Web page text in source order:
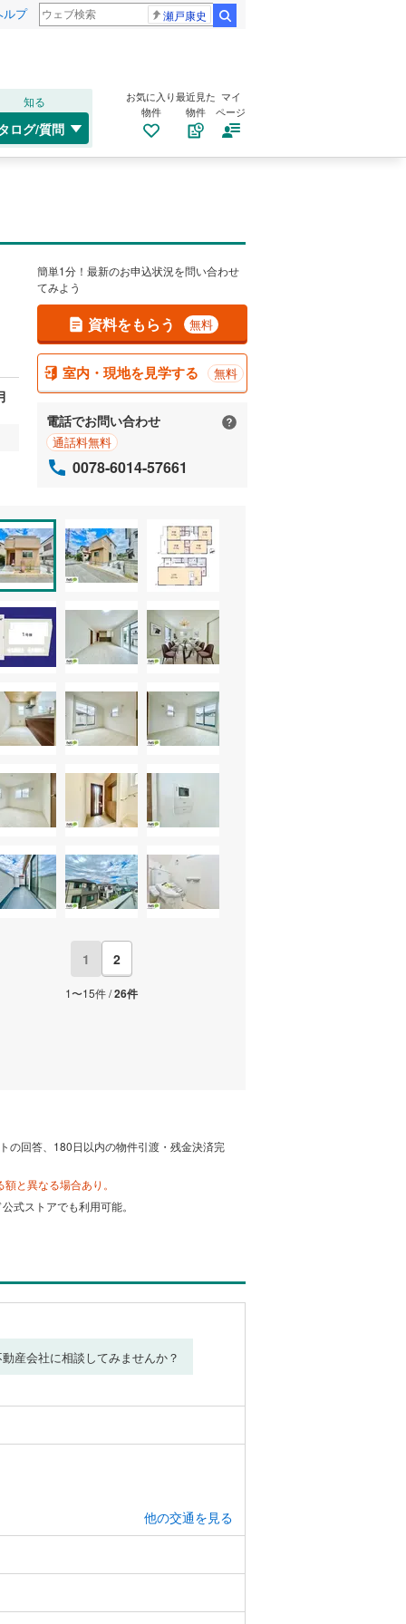
ルプ 瀬戸康史
知る
ログ/質問
お気に入り
物件
最近見た
物件
マイ
ページ
簡単1分！最新のお申込状況を問い合わせ
てみよう
資料をもらう 無料
室内・現地を見学する 無料
電話でお問い合わせ
通話料無料
0078-6014-57661
1 2
1〜15件 /26件
の回答、180日以内の物件引渡・残金決済完
と異なる場合あり。
式ストアでも利用可能。
産会社に相談してみませんか？
他の交通を見る